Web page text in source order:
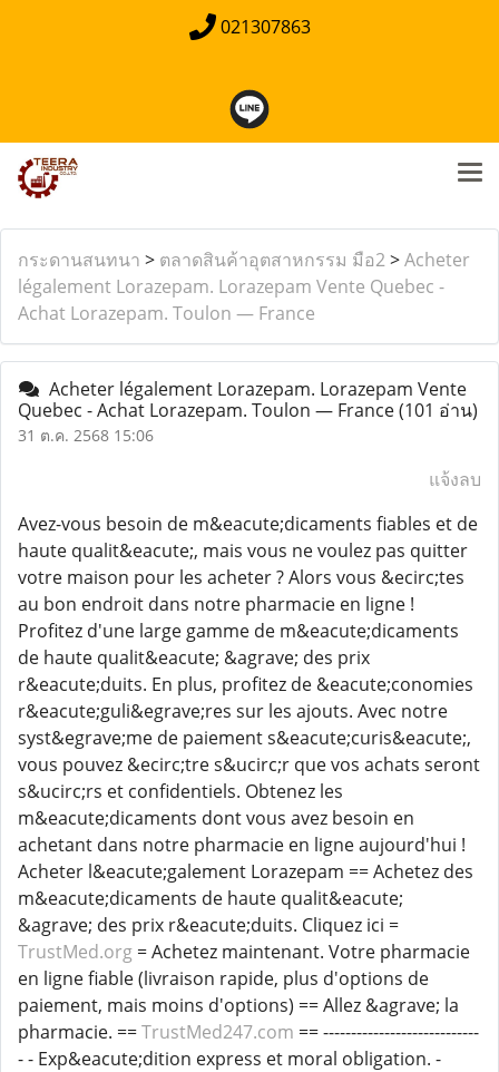
021307863
กระดานสนทนา > ตลาดสินค้าอุตสาหกรรม มือ2>Acheter
légalement Lorazepam. Lorazepam Vente Quebec -
Achat Lorazepam. Toulon — France
Acheter légalement Lorazepam. Lorazepam Vente
Quebec - Achat Lorazepam. Toulon — France(101 อ่าน)
31 ต.ค. 2568 15:06
แจ้งลบ
Avez-vous besoin de m&eacute;dicaments fiables et de
haute qualit&eacute;, mais vous ne voulez pas quitter
votre maison pour les acheter ? Alors vous &ecirc;tes
au bon endroit dans notre pharmacie en ligne !
Profitez d'une large gamme de m&eacute;dicaments
de haute qualit&eacute; &agrave; des prix
r&eacute;duits. En plus, profitez de &eacute;conomies
r&eacute;guli&egrave;res sur les ajouts. Avec notre
syst&egrave;me de paiement s&eacute;curis&eacute;,
vous pouvez &ecirc;tre s&ucirc;r que vos achats seront
s&ucirc;rs et confidentiels. Obtenez les
m&eacute;dicaments dont vous avez besoin en
achetant dans notre pharmacie en ligne aujourd'hui !
Acheter l&eacute;galement Lorazepam == Achetez des
m&eacute;dicaments de haute qualit&eacute;
&agrave; des prix r&eacute;duits. Cliquez ici =
TrustMed.org = Achetez maintenant. Votre pharmacie
en ligne fiable (livraison rapide, plus d'options de
paiement, mais moins d'options) == Allez &agrave; la
pharmacie. ==TrustMed247.com == ----------------------------
- - Exp&eacute;dition express et moral obligation. -